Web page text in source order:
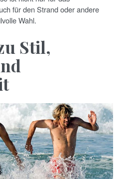
für den Strand oder andere
Wahl.
Stil,